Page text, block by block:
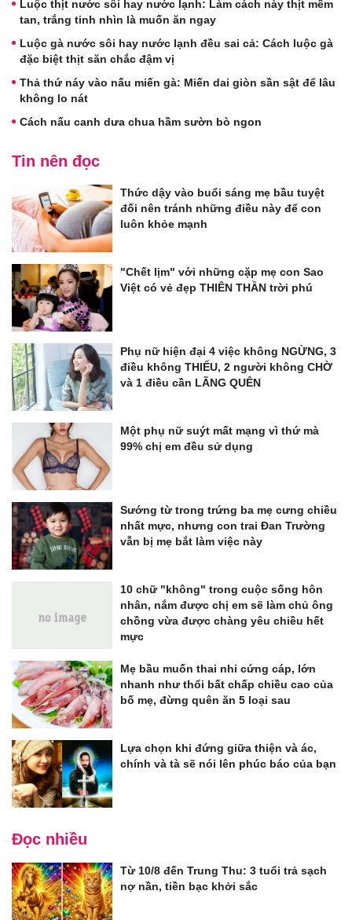
Luộc thịt nước sôi hay nước lạnh: Làm cách này thịt mềm
tan, trắng tinh nhìn là muốn ăn ngay
Luộc gà nước sôi hay nước lạnh đều sai cả: Cách luộc gà
đặc biệt thịt săn chắc đậm vị
Thả thứ náy vào nấu miến gà: Miến dai giòn sần sật để lâu
không lo nát
Cách nấu canh dưa chua hầm sườn bò ngon
Tin nên đọc
Thức dậy vào buổi sáng mẹ bầu tuyệt
đối nên tránh những điều này để con
luôn khỏe mạnh
"Chết lịm" với những cặp mẹ con Sao
Việt có vẻ đẹp THIÊN THẦN trời phú
Phụ nữ hiện đại 4 việc không NGỪNG, 3
điều không THIẾU, 2 người không CHỜ
và 1 điều cần LÃNG QUÊN
Một phụ nữ suýt mất mạng vì thứ mà
99% chị em đều sử dụng
Sướng từ trong trứng ba mẹ cưng chiều
nhất mực, nhưng con trai Đan Trường
vẫn bị mẹ bắt làm việc này
10 chữ "không" trong cuộc sống hôn
nhân, nắm được chị em sẽ làm chủ ông
chồng vừa được chàng yêu chiều hết
mực
Mẹ bầu muốn thai nhi cứng cáp, lớn
nhanh như thổi bất chấp chiều cao của
bố mẹ, đừng quên ăn 5 loại sau
Lựa chọn khi đứng giữa thiện và ác,
chính và tà sẽ nói lên phúc báo của bạn
Đọc nhiều
Từ 10/8 đến Trung Thu: 3 tuổi trả sạch
nợ nần, tiền bạc khởi sắc